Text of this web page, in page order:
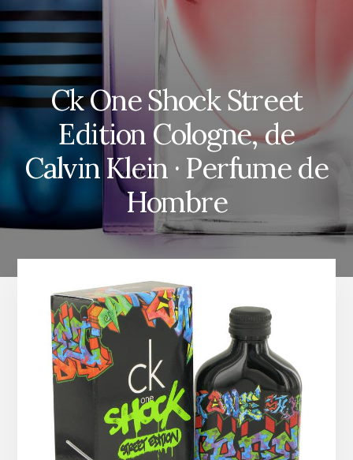
Ck One Shock Street
Edition Cologne, de
Calvin Klein · Perfume de
Hombre